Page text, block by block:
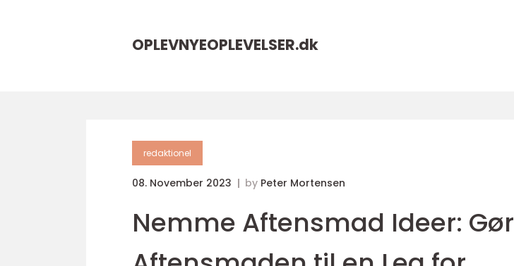
OPLEVNYEOPLEVELSER.dk
redaktionel
08. November 2023 by Peter Mortensen
Nemme Aftensmad Ideer: Gør